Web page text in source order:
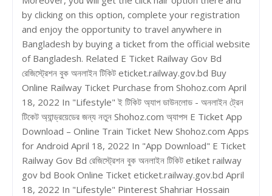
by clicking on this option, complete your registration
and enjoy the opportunity to travel anywhere in
Bangladesh by buying a ticket from the official website
of Bangladesh. Related E Ticket Railway Gov Bd
রেজিস্ট্রেশন বুক অনলাইন টিকিট eticket.railway.gov.bd Buy
Online Railway Ticket Purchase from Shohoz.com April
18, 2022 In "Lifestyle" ই টিকিট অ্যাপ ডাউনলোড - অনলাইন ট্রেন
টিকেট অ্যান্ড্রয়েডের জন্য নতুন Shohoz.com অ্যাপস E Ticket App
Download – Online Train Ticket New Shohoz.com Apps
for Android April 18, 2022 In "App Download" E Ticket
Railway Gov Bd রেজিস্ট্রেশন বুক অনলাইন টিকিট etiket railway
gov bd Book Online Ticket eticket.railway.gov.bd April
18, 2022 In "Lifestyle" Pinterest Shahriar Hossain